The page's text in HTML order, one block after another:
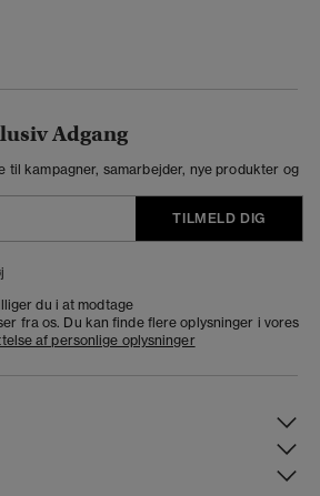
Adgang
til kampagner, samarbejder, nye produkter og
TILMELD DIG
du i at modtage
fra os. Du kan finde flere oplysninger i vores
af personlige oplysninger